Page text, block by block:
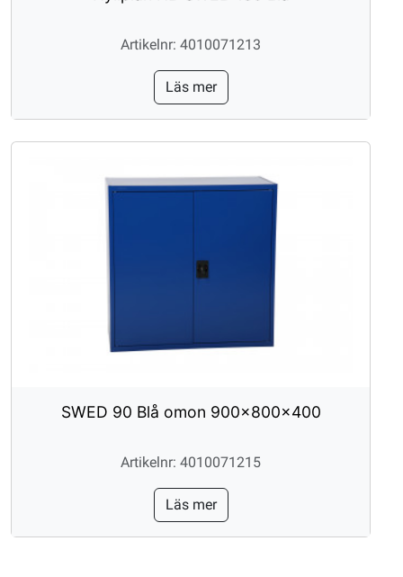
Artikelnr: 4010071213
Läs mer
SWED 90 Blå omon 900x800x400
Artikelnr: 4010071215
Läs mer